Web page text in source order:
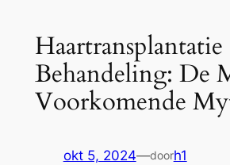
Haartransplantatie
Behandeling: De
Voorkomende
okt 5, 2024—doorh1